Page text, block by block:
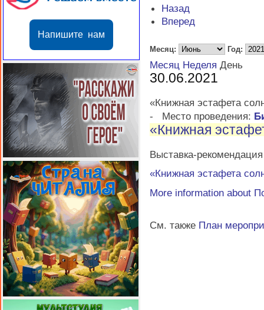
Напишите нам
Назад
Вперед
Месяц: Год:
Месяц Неделя День
30.06.2021
«Книжная эстафета
-
Место проведения:
«Книжная
Выставка-
«Книжная эстафета
More information about
См. также План